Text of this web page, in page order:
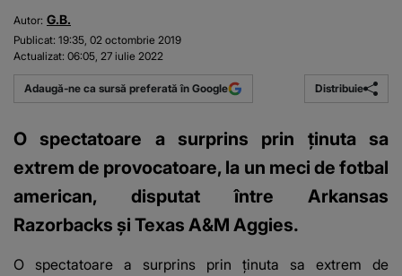
Autor: G.B.
Publicat: 19:35, 02 octombrie 2019
Actualizat: 06:05, 27 iulie 2022
Adaugă-ne ca sursă preferată în Google Distribuie
O spectatoare a surprins prin ţinuta sa
extrem de provocatoare, la un meci de fotbal
american, disputat între Arkansas
Razorbacks şi Texas A&M Aggies.
O spectatoare a surprins prin ţinuta sa extrem de